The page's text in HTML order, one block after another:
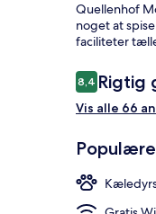
Quellenhof
noget at
faciliteter
8,48,4 ud af 10.
Rigtig
Vis alle 66